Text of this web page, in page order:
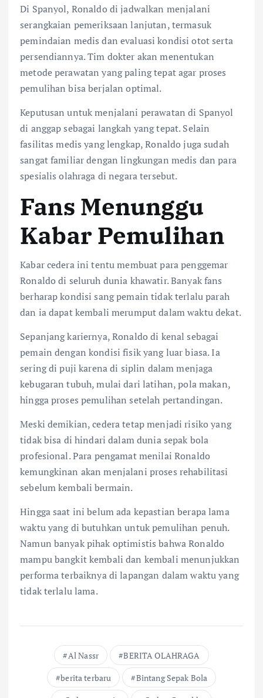
Di Spanyol, Ronaldo di jadwalkan menjalani
serangkaian pemeriksaan lanjutan, termasuk
pemindaian medis dan evaluasi kondisi otot serta
persendiannya. Tim dokter akan menentukan
metode perawatan yang paling tepat agar proses
pemulihan bisa berjalan optimal.
Keputusan untuk menjalani perawatan di Spanyol
di anggap sebagai langkah yang tepat. Selain
fasilitas medis yang lengkap, Ronaldo juga sudah
sangat familiar dengan lingkungan medis dan para
spesialis olahraga di negara tersebut.
Fans Menunggu
Kabar Pemulihan
Kabar cedera ini tentu membuat para penggemar
Ronaldo di seluruh dunia khawatir. Banyak fans
berharap kondisi sang pemain tidak terlalu parah
dan ia dapat kembali merumput dalam waktu dekat.
Sepanjang kariernya, Ronaldo di kenal sebagai
pemain dengan kondisi fisik yang luar biasa. Ia
sering di puji karena di siplin dalam menjaga
kebugaran tubuh, mulai dari latihan, pola makan,
hingga proses pemulihan setelah pertandingan.
Meski demikian, cedera tetap menjadi risiko yang
tidak bisa di hindari dalam dunia sepak bola
profesional. Para pengamat menilai Ronaldo
kemungkinan akan menjalani proses rehabilitasi
sebelum kembali bermain.
Hingga saat ini belum ada kepastian berapa lama
waktu yang di butuhkan untuk pemulihan penuh.
Namun banyak pihak optimistis bahwa Ronaldo
mampu bangkit kembali dan kembali menunjukkan
performa terbaiknya di lapangan dalam waktu yang
tidak terlalu lama.
Al Nassr
BERITA OLAHRAGA
berita terbaru
Bintang Sepak Bola